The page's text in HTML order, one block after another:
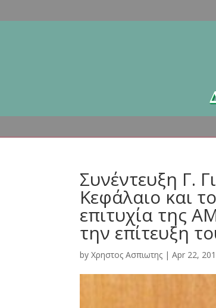
Συνέντευξη Γ.
Κεφάλαιο και
επιτυχία της
την επίτευξη
byΧρηστος Ασπιωτης |Apr 22,